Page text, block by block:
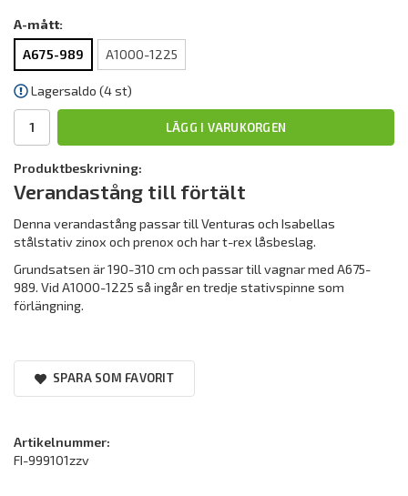
A-mått:
A675-989
A1000-1225
Lagersaldo (4 st)
LÄGG I VARUKORGEN
Produktbeskrivning:
Verandastång till förtält
Denna verandastång passar till Venturas och Isabellas
stålstativ zinox och prenox och har t-rex låsbeslag.
Grundsatsen är 190-310 cm och passar till vagnar med A675-
989. Vid A1000-1225 så ingår en tredje stativspinne som
förlängning.
SPARA SOM FAVORIT
Artikelnummer:
FI-999101zzv